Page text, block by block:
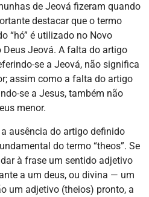
de Jeová fizeram quando
destacar que o termo
“hó” é utilizado no Novo
Deus Jeová. A falta do artigo
se a Jeová, não significa
assim como a falta do artigo
se a Jesus, também não
menor.
ausência do artigo definido
do termo “theos”. Se
à frase um sentido adjetivo
a um deus, ou divina — um
um adjetivo (theios) pronto, a